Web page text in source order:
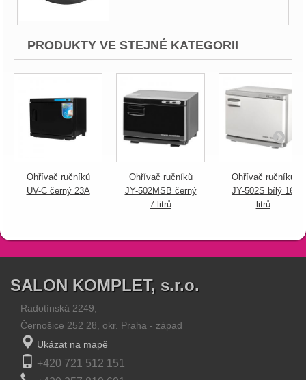
PRODUKTY VE STEJNÉ KATEGORII
Ohřívač ručníků
UV-C černý 23A
Ohřívač ručníků
JY-502MSB černý
7 litrů
Ohřívač ručníků
JY-502S bílý 16
litrů
SALON KOMPLET, s.r.o.
Radotínská 2249,
Černošice 252 28, okr. Praha - západ
Ukázat na mapě
+420 721 512 151